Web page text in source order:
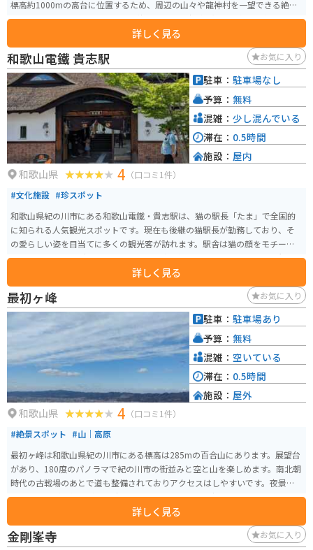
標高約1000mの高台に位置するため、周辺の山々や龍神村を一望できる絶景
スポットとして人気です。特に、秋には一面に広がる紅葉の絶景を楽しむこ
とができます。道の駅には、レストラン、特産品販売所、情報コーナーなどが
併設されており、地元の特産品である、ごま豆腐や猪肉、鹿肉を使った料理
などを味わうことができます。 バイクで訪れる場合、高野龍神スカイライン
は、タイトなコーナーが連続するワインディングロードとして知られてお
り、ツーリングルートとしても人気です。道の駅には、バイクスタンドも設
置されているため、安心して休憩をとることができます。
詳しく見る
和歌山電鐵 貴志駅 お気に入り
和歌山県 4 （口コミ1件）
#文化施設 #珍スポット
和歌山県紀の川市にある和歌山電鐵・貴志駅は、猫の駅長「たま」で全国的
に知られる人気観光スポットです。現在も後継の猫駅長が勤務しており、そ
の愛らしい姿を目当てに多くの観光客が訪れます。駅舎は猫の顔をモチーフ
にしたユニークなデザインで、思わず写真を撮りたくなる可愛らしい外観も
にしたスイーツやグッズを楽しめます。ホームには小さな神社もあり、見ど
ころがコンパクトにまとまっているため短時間でも満喫できます。 バイクで
訪れる場合は専用駐車場がないため周辺の駐車場を利用し徒歩でアクセスす
る形になります。ローカル線ののどかな雰囲気とともに楽しめる、ツーリン
グの立ち寄りにもぴったりのスポットです。
詳しく見る
駐車： 駐車場なし
予算： 無料
混雑： 少し混んでいる
滞在： 0.5時間
施設： 屋内
最初ヶ峰 お気に入り
和歌山県 4 （口コミ1件）
#絶景スポット #山｜高原
最初ヶ峰は和歌山県紀の川市にある標高は285mの百合山にあります。展望台
があり、180度のパノラマで紀の川市の街並みと空と山を楽しめます。南北朝
時代の古戦場のあとで道も整備されておりアクセスはしやすいです。夜景も
きれいですが、気候が良い時期にはランチやおやつを持参して景色を楽しみ
ながら一休みするのにオススメです。詳しく見る
駐車： 駐車場あり
予算： 無料
混雑： 空いている
滞在： 0.5時間
施設： 屋外
金剛峯寺 お気に入り